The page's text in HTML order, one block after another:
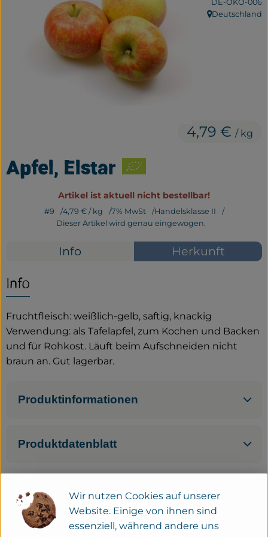
Frisches
Bäckerei
Haltbares
Geplante Kisten
So geht's
Neues vom Hof
Apfel, Elstar
4,79 € / kg
DE-ÖKO-006
, Herkunft:
Deutschland
Artikel ist aktuell nicht bestellbar!
#9 4,79 € / kg 7% MwSt
Handelsklasse II
Dieser Artikel wird genau eingewogen.
Info Herkunft
Info
Fruchtfleisch: weißlich-gelb, saftig, knackig
Verwendung: als Tafelapfel, zum Kochen und Backen
und für Rohkost. Läuft beim Aufschneiden nicht
braun an. Gut lagerbar.
Produktinformationen
Produktdatenblatt
Herkunft
Wir nutzen Cookies auf unserer
Website. Einige von ihnen sind
essenziell, während andere uns